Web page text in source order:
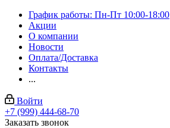
График работы: Пн-Пт 10:00-18:00
Акции
О компании
Новости
Оплата/Доставка
Контакты
...
Войти
+7 (999) 444-68-70
Заказать звонок